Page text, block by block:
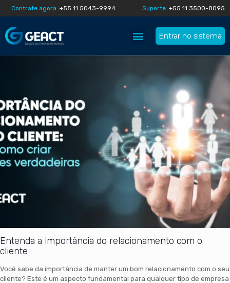
Contrate agora: +55 11 5043-9994 Suporte: +55 11 3500-8095
Entrar no sistema
Entenda a importância do relacionamento com o
cliente
Você sabe da importância de manter um bom relacionamento com o seu
cliente? Este é um aspecto fundamental para qualquer tipo de empresa